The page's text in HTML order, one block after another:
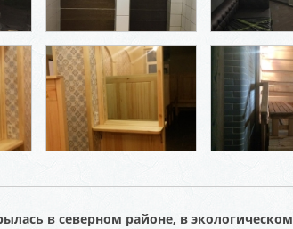
в северном районе, в